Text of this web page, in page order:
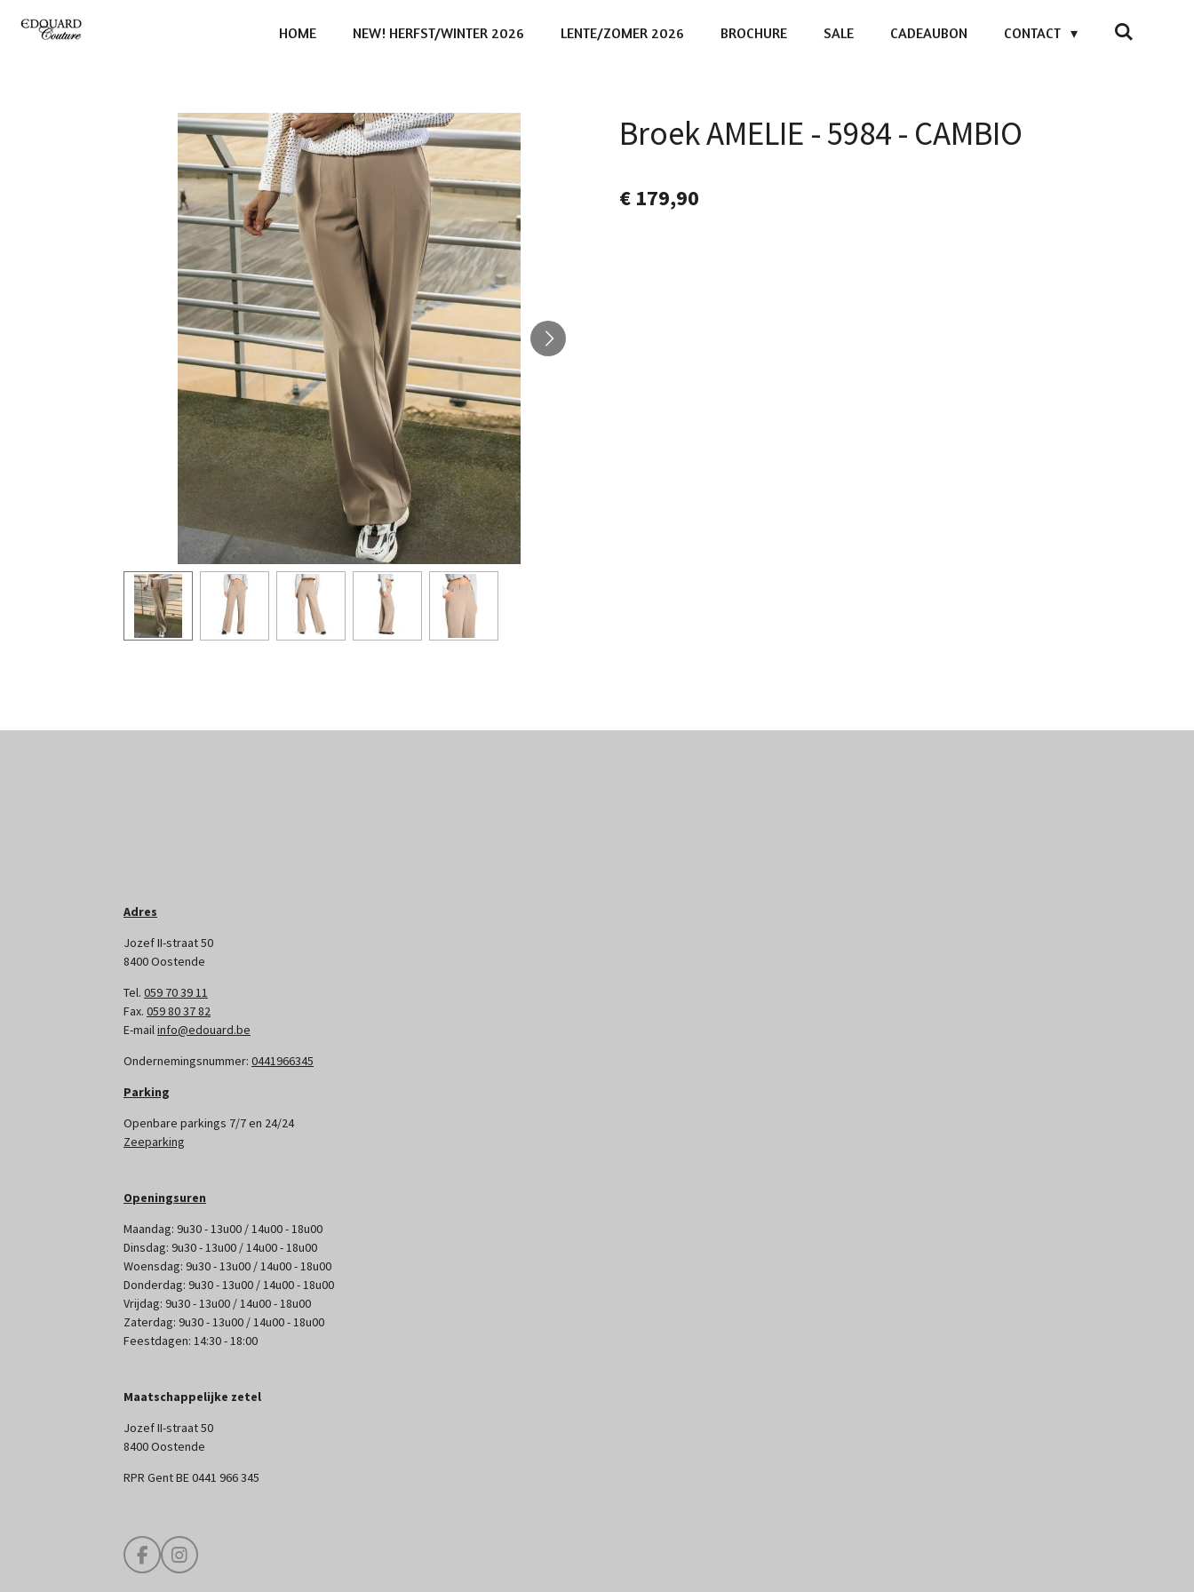
Ga
direct
HOME NEW! HERFST/WINTER 2026 LENTE/ZOMER 2026 BROCHURE SALE CADEAUBON CONTACT
Broek AMELIE - 5984 - CAMBIO
€ 179,90
Adres
Jozef II-straat 50
8400 Oostende
Tel. 059 70 39 11
Fax. 059 80 37 82
E-mailinfo@edouard.be
Ondernemingsnummer: 0441966345
Parking
Openbare parkings 7/7 en 24/24
Zeeparking
Openingsuren
Maandag: 9u30 - 13u00 / 14u00 - 18u00
Dinsdag: 9u30 - 13u00 / 14u00 - 18u00
Woensdag: 9u30 - 13u00 / 14u00 - 18u00
Donderdag: 9u30 - 13u00 / 14u00 - 18u00
Vrijdag: 9u30 - 13u00 / 14u00 - 18u00
Zaterdag: 9u30 - 13u00 / 14u00 - 18u00
Feestdagen: 14:30 - 18:00
Maatschappelijke zetel
Jozef II-straat 50
8400 Oostende
RPR Gent BE 0441 966 345
F
a
I
n